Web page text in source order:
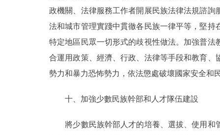
政機關、法律服務工作者開展民族法律法規諮
法和城市管理實踐中貫徹各民族一律平等，堅
特定地區民眾一切形式的歧視性做法。加強普
合運用政策、經濟、行政、法律等手段和教育
勢力和暴力恐怖勢力，依法懲處破壞國家安全和
十、加強少數民族幹部和人才隊伍建設
將少數民族幹部人才的培養、選拔、使用和